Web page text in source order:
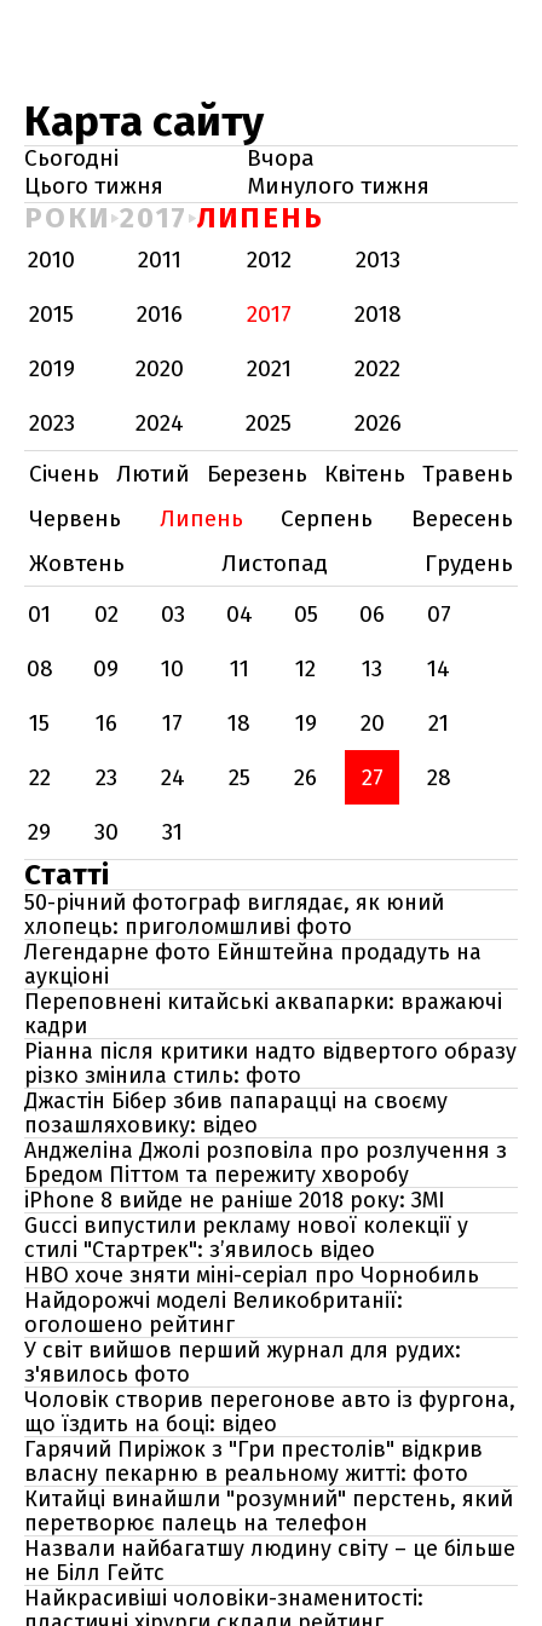
Карта сайту
Сьогодні
Вчора
Цього тижня
Минулого тижня
РОКИ 2017 ЛИПЕНЬ
2010 2011 2012
2013
2015
2016 2017
2018
2019
2020 2021
2022
2023
2024 2025
2026
Січень
Лютий Березень Квітень
Травень
Червень
Липень Серпень
Вересень
Жовтень
Листопад
Грудень
01
02 03 04 05 06
07
08
09 10 11 12 13
14
15
16 17 18 19 20
21
22
23 24 25 26 27
28
29
30 31
Статті
50-річний фотограф виглядає, як юний
хлопець: приголомшливі фото
Легендарне фото Ейнштейна продадуть на
аукціоні
Переповнені китайські аквапарки: вражаючі
кадри
Ріанна після критики надто відвертого образу
різко змінила стиль: фото
Джастін Бібер збив папарацці на своєму
позашляховику: відео
Анджеліна Джолі розповіла про розлучення з
Бредом Піттом та пережиту хворобу
iPhone 8 вийде не раніше 2018 року: ЗМІ
Gucci випустили рекламу нової колекції у
стилі "Стартрек": з’явилось відео
HBO хоче зняти міні-серіал про Чорнобиль
Найдорожчі моделі Великобританії:
оголошено рейтинг
У світ вийшов перший журнал для рудих:
з'явилось фото
Чоловік створив перегонове авто із фургона,
що їздить на боці: відео
Гарячий Пиріжок з "Гри престолів" відкрив
власну пекарню в реальному житті: фото
Китайці винайшли "розумний" перстень, який
перетворює палець на телефон
Назвали найбагатшу людину світу – це більше
не Білл Гейтс
Найкрасивіші чоловіки-знаменитості: